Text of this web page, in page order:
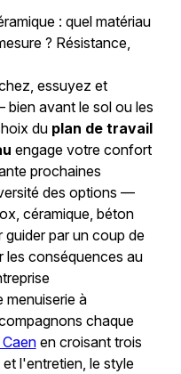
: quel matériau
? Résistance,
essuyez et
avant le sol ou les
du plan de travail
engage votre confort
prochaines
des options —
céramique, béton
par un coup de
conséquences au
menuiserie à
chaque
en croisant trois
l'entretien, le style